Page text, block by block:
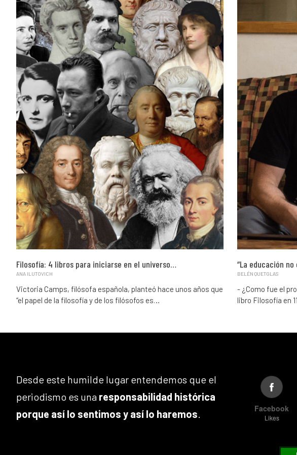
Filosofía: 4 libros para iniciarse en el universo…
ANA ILUTOVICH
Victoria Camps, filósofa española, planteó hace unos años que
“el papel de la filosofía y de los filósofos es…
“La educación
BELÉN QUETGLAS
- ¿Como fue el
libro Filosofía en
Desde este humilde lugar entendemos que el
periodismo es una responsabilidad histórica
porque así lo sentimos y así lo haremos
Facebook
Likes